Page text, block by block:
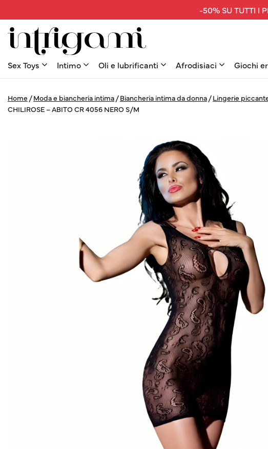
-50% SU TUTTI I
Sex Toys Intimo Oli e lubrificanti Afrodisiaci Giochi
Home /Moda e biancheria intima /Biancheria intima da donna /Lingerie
CHILIROSE – ABITO CR 4056 NERO S/M